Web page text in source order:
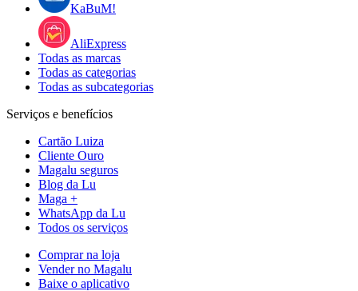
KaBuM!
AliExpress
Todas as marcas
Todas as categorias
Todas as subcategorias
Serviços e benefícios
Cartão Luiza
Cliente Ouro
Magalu seguros
Blog da Lu
Maga +
WhatsApp da Lu
Todos os serviços
Comprar na loja
Vender no Magalu
Baixe o aplicativo